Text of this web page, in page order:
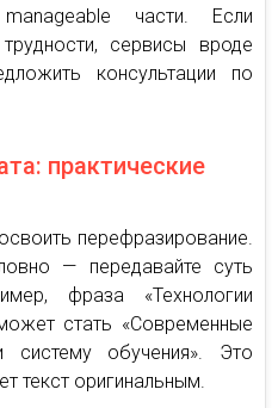
части. Если
сервисы вроде
консультации по
практические
перефразирование.
— передавайте суть
фраза «Технологии
стать «Современные
систему обучения». Это
текст оригинальным.